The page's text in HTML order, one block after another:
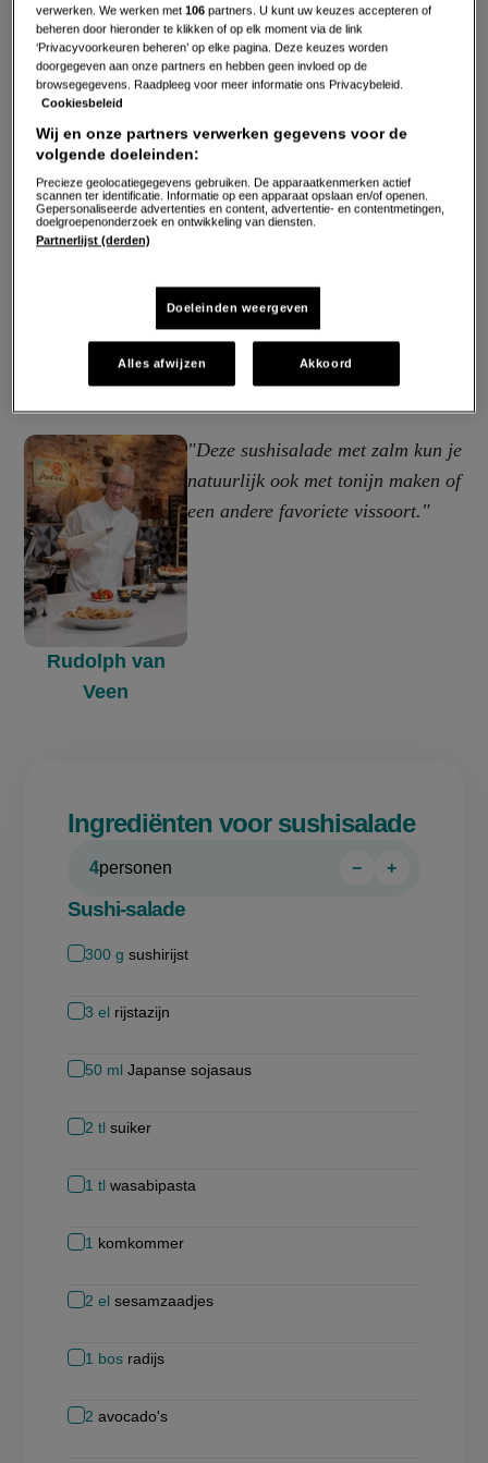
Rudolph van
Veen
"Deze sushisalade met zalm kun je
natuurlijk ook met tonijn maken of
een andere favoriete vissoort."
Ingrediënten voor sushisalade
4personen
Persoon
−
Persoon
+
Sushi-salade
300 g sushirijst
3 el rijstazijn
50 ml Japanse sojasaus
2 tl suiker
1 tl wasabipasta
1 komkommer
2 el sesamzaadjes
1 bos radijs
2 avocado's
verwerken. We werken met106 partners. U kunt uw keuzes accepteren of
beheren door hieronder te klikken of op elk moment via de link
‘Privacyvoorkeuren beheren’ op elke pagina. Deze keuzes worden
doorgegeven aan onze partners en hebben geen invloed op de
browsegegevens. Raadpleeg voor meer informatie ons Privacybeleid.
Cookiesbeleid
Wij en onze partners verwerken gegevens voor de
volgende doeleinden:
Precieze geolocatiegegevens gebruiken. De apparaatkenmerken actief
scannen ter identificatie. Informatie op een apparaat opslaan en/of openen.
Gepersonaliseerde advertenties en content, advertentie- en contentmetingen,
doelgroepenonderzoek en ontwikkeling van diensten.
Partnerlijst (derden)
Doeleinden weergeven
Alles afwijzen Akkoord